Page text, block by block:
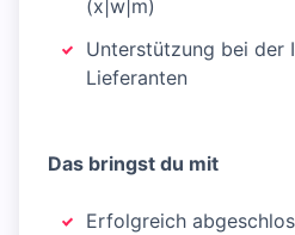
(x|w|m)
Unterstützung bei der
Lieferanten
Das bringst du mit
Erfolgreich